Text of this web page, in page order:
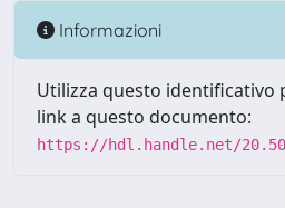
Informazioni
Utilizza questo identificativo
link a questo documento:
https://hdl.handle.net/